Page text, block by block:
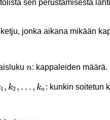
sen perustamisesta
jonka aikana mikään
n
n: kappaleiden määrä.
1 , k2 , …, kn : kunkin soitetun